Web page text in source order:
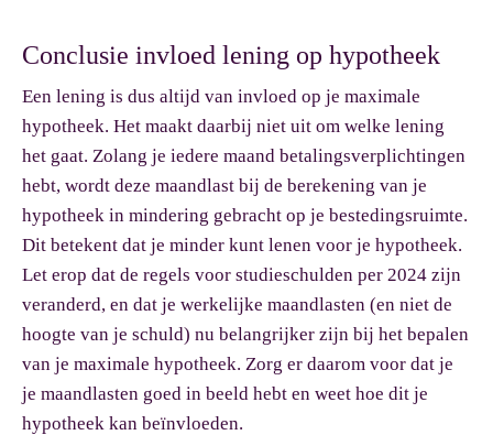
Conclusie invloed lening op hypotheek
Een lening is dus altijd van invloed op je maximale
hypotheek. Het maakt daarbij niet uit om welke lening
het gaat. Zolang je iedere maand betalingsverplichtingen
hebt, wordt deze maandlast bij de berekening van je
hypotheek in mindering gebracht op je bestedingsruimte.
Dit betekent dat je minder kunt lenen voor je hypotheek.
Let erop dat de regels voor studieschulden per 2024 zijn
veranderd, en dat je werkelijke maandlasten (en niet de
hoogte van je schuld) nu belangrijker zijn bij het bepalen
van je maximale hypotheek. Zorg er daarom voor dat je
je maandlasten goed in beeld hebt en weet hoe dit je
hypotheek kan beïnvloeden.